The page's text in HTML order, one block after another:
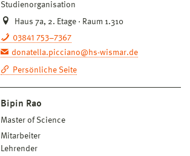
Studienorganisation
Haus 7a, 2. Etage · Raum 1.310
03841 753–7367
donatella.picciano@hs-wismar.de
Persönliche Seite
Bipin Rao
Master of Science
Mitarbeiter
Lehrender